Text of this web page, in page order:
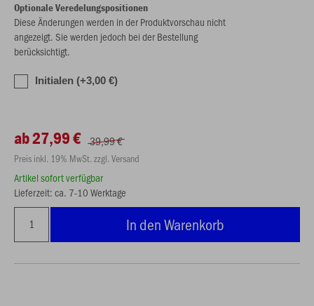
Optionale Veredelungspositionen
Diese Änderungen werden in der Produktvorschau nicht
angezeigt. Sie werden jedoch bei der Bestellung
berücksichtigt.
Initialen (+3,00 €)
ab 27,99 € 39,99 €
Preis inkl. 19% MwSt. zzgl. Versand
Artikel sofort verfügbar
Lieferzeit: ca. 7-10 Werktage
In den Warenkorb